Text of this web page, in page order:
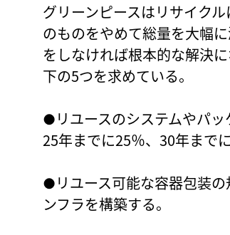
グリーンピースはリサイク
のものをやめて総量を大幅
をしなければ根本的な解決
下の5つを求めている。
●リユースのシステムやパ
25年までに25％、30年まで
●リユース可能な容器包装
ンフラを構築する。